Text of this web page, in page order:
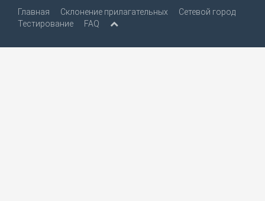
Главная
Склонение прилагательных
Сетевой город
Тестирование
FAQ